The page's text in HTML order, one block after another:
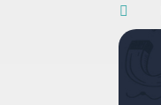
